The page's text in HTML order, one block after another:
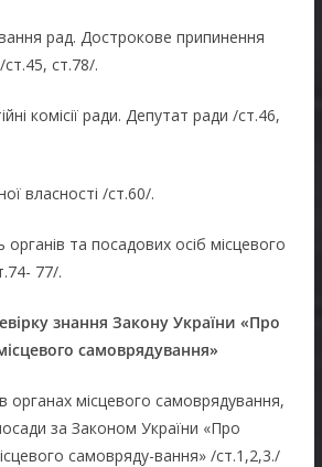
рад. Дострокове припинення
ст.78/.
комісії ради. Депутат ради /ст.46,
власності /ст.60/.
органів та посадових осіб місцевого
77/.
знання Закону України «Про
самоврядування»
органах місцевого самоврядування,
за Законом України «Про
самовряду-вання» /ст.1,2,3./